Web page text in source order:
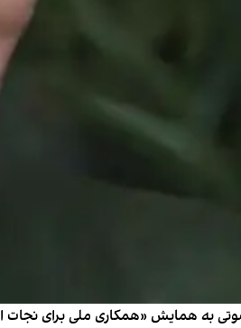
به همایش «همکاری ملی برای نجات